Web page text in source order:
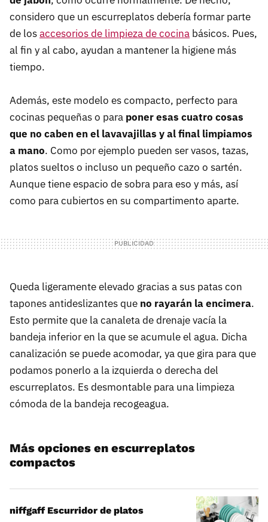
considero que un escurreplatos debería formar parte
de losaccesorios de limpieza de cocina básicos. Pues,
al fin y al cabo, ayudan a mantener la higiene más
tiempo.
Además, este modelo es compacto, perfecto para
cocinas pequeñas o para poner esas cuatro cosas
que no caben en el lavavajillas y al final limpiamos
a mano. Como por ejemplo pueden ser vasos, tazas,
platos sueltos o incluso un pequeño cazo o sartén.
Aunque tiene espacio de sobra para eso y más, así
como para cubiertos en su compartimento aparte.
Queda ligeramente elevado gracias a sus patas con
tapones antideslizantes que no rayarán la encimera.
Esto permite que la canaleta de drenaje vacía la
bandeja inferior en la que se acumule el agua. Dicha
canalización se puede acomodar, ya que gira para que
podamos ponerlo a la izquierda o derecha del
escurreplatos. Es desmontable para una limpieza
cómoda de la bandeja recogeagua.
Más opciones en escurreplatos
compactos
niffgaff Escurridor de platos